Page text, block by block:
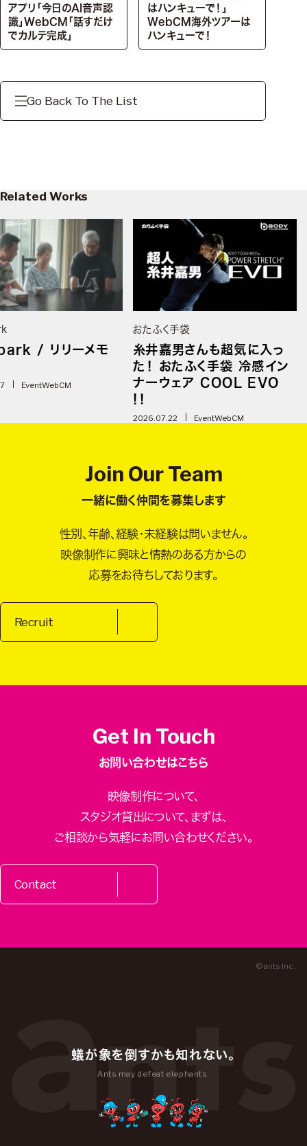
アプリ「今日のAI音声認
識」WebCM「話すだけ
でカルテ完成」
はハンキューで！」
WebCM海外ツアーは
ハンキューで！
Go Back To The List
Related Works
/ リリーメモ
EventWebCM
おたふく手袋
糸井嘉男さんも超気に入っ
た！ おたふく手袋 冷感イン
ナーウェア COOL EVO
!！
2026.07.22 EventWebCM
Join Our Team
一緒に働く仲間を募集します
性別、年齢、経験・未経験は問いません。
映像制作に興味と情熱のある方からの
応募をお待ちしております。
Recruit
Get In Touch
お問い合わせはこちら
映像制作について、
スタジオ貸出について、 まずは、
ご相談から気軽にお問い合わせください。
Contact
蟻が象を倒すかも知れない。
Ants may defeat elephants.
© ants Inc.